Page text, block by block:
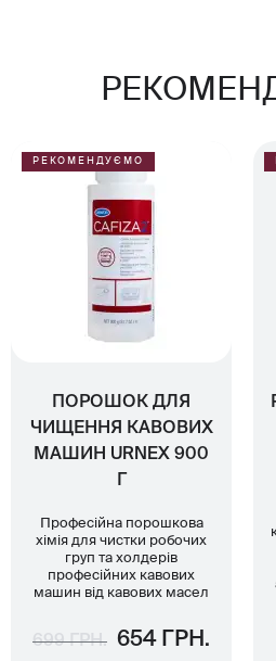
РЕКОМЕНДУЄМО
ПОРОШОК ДЛЯ
ЧИЩЕННЯ КАВОВИХ
МАШИН URNEX 900
Професійна порошкова
хімія для чистки робочих
груп та холдерів
професійних кавових
машин від кавових масел
699 ГРН. 654 ГРН.